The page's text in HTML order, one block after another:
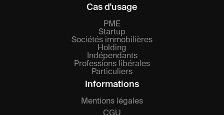
Cas d'usage
PME
Startup
Sociétés immobilières
Holding
Indépendants
Professions libérales
Particuliers
Informations
Mentions légales